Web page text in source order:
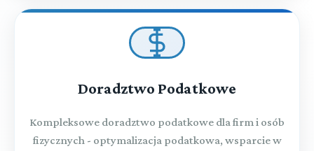
Doradztwo Podatkowe
Kompleksowe doradztwo podatkowe dla firm i osób
fizycznych - optymalizacja podatkowa, wsparcie w